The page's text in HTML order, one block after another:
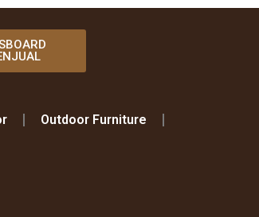
Outdoor Furniture